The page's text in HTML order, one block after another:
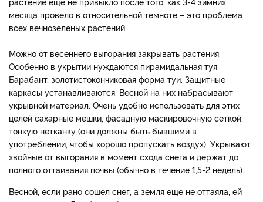
месяца провело в относительной темноте – это проблема
всех вечнозеленых растений.
Можно от весеннего выгорания закрывать растения.
Особенно в укрытии нуждаются пирамидальная туя
Барабант, золотистокончиковая форма туи. Защитные
каркасы устанавливаются. Весной на них набрасывают
укрывной материал. Очень удобно использовать для этих
целей сахарные мешки, фасадную маскировочную сеткой,
тонкую нетканку (они должны быть бывшими в
употреблении, чтобы хорошо пропускать воздух). Укрывают
хвойные от выгорания в момент схода снега и держат до
полного оттаивания почвы (обычно в течение 1,5-2 недель).
Весной, если рано сошел снег, а земля еще не оттаяла, ей